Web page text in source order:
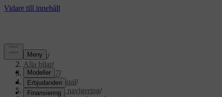
Support/
Alla bilar/
EX60 2027/
Användarmanual/
Förarstöd och navigering/